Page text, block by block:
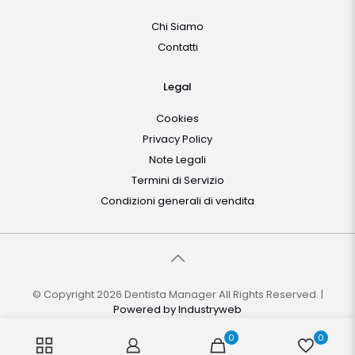
Chi Siamo
Contatti
Legal
Cookies
Privacy Policy
Note Legali
Termini di Servizio
Condizioni generali di vendita
© Copyright 2026 Dentista Manager All Rights Reserved. |
Powered byIndustryweb
0 0